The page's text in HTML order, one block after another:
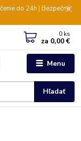
do 24h | Bezpečné
Menu
Hľadať
0 ks
za 0,00 €